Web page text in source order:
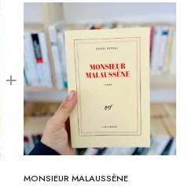
MONSIEUR MALAUSSÈNE